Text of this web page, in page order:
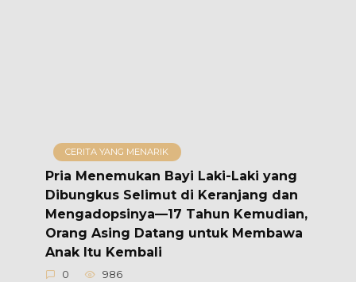
CERITA YANG MENARIK
Pria Menemukan Bayi Laki-Laki yang
Dibungkus Selimut di Keranjang dan
Mengadopsinya—17 Tahun Kemudian,
Orang Asing Datang untuk Membawa
Anak Itu Kembali
0 986